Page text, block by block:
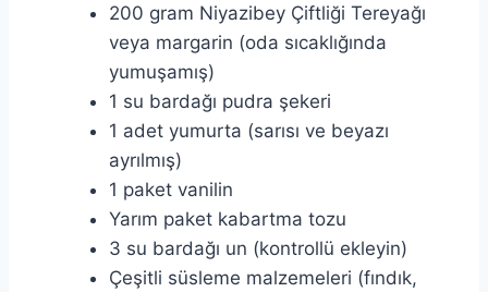
200 gram Niyazibey Çiftliği Tereyağı
veya margarin (oda sıcaklığında
yumuşamış)
1 su bardağı pudra şekeri
1 adet yumurta (sarısı ve beyazı
ayrılmış)
1 paket vanilin
Yarım paket kabartma tozu
3 su bardağı un (kontrollü ekleyin)
Çeşitli süsleme malzemeleri (fındık,